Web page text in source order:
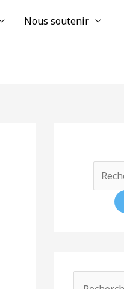
Nous soutenir